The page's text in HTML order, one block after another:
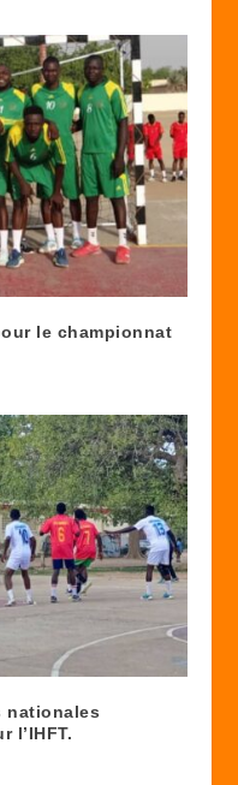
le championnat
nationales
l’IHFT.